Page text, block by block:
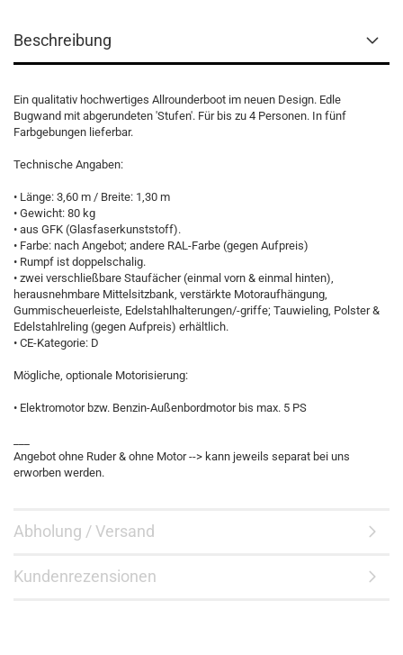
Beschreibung
Ein qualitativ hochwertiges Allrounderboot im neuen Design. Edle
Bugwand mit abgerundeten 'Stufen'. Für bis zu 4 Personen. In fünf
Farbgebungen lieferbar.
Technische Angaben:
• Länge: 3,60 m / Breite: 1,30 m
• Gewicht: 80 kg
• aus GFK (Glasfaserkunststoff).
• Farbe: nach Angebot; andere RAL-Farbe (gegen Aufpreis)
• Rumpf ist doppelschalig.
• zwei verschließbare Staufächer (einmal vorn & einmal hinten),
herausnehmbare Mittelsitzbank, verstärkte Motoraufhängung,
Gummischeuerleiste, Edelstahlhalterungen/-griffe; Tauwieling, Polster &
Edelstahlreling (gegen Aufpreis) erhältlich.
• CE-Kategorie: D
Mögliche, optionale Motorisierung:
• Elektromotor bzw. Benzin-Außenbordmotor bis max. 5 PS
Angebot ohne Ruder & ohne Motor --> kann jeweils separat bei uns
erworben werden.
Abholung / Versand
Kundenrezensionen